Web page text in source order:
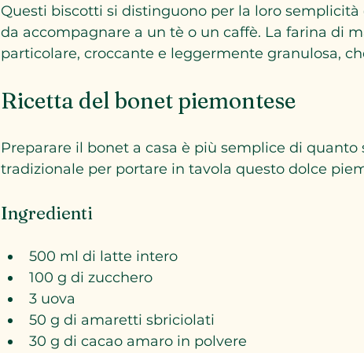
Questi biscotti si distinguono per la loro
da accompagnare a un tè o un caffè. La farina di
particolare, croccante e leggermente granulosa,
Ricetta del bonet piemontese
Preparare il bonet a casa è più semplice di quanto
tradizionale per portare in tavola questo dolce
Ingredienti
500 ml di latte intero
100 g di zucchero
3 uova
50 g di amaretti sbriciolati
30 g di cacao amaro in polvere